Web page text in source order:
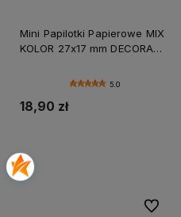
Mini Papilotki Papierowe MIX
KOLOR 27x17 mm DECORA
5.0
18,90 zł
Do